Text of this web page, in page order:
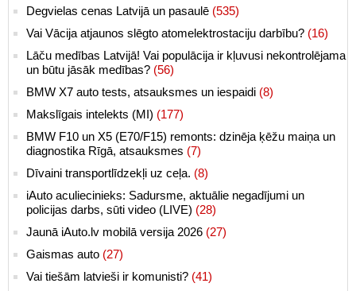
Degvielas cenas Latvijā un pasaulē (535)
Vai Vācija atjaunos slēgto atomelektrostaciju darbību? (16)
Lāču medības Latvijā! Vai populācija ir kļuvusi nekontrolējama
un būtu jāsāk medības? (56)
BMW X7 auto tests, atsauksmes un iespaidi (8)
Makslīgais intelekts (MI) (177)
BMW F10 un X5 (E70/F15) remonts: dzinēja ķēžu maiņa un
diagnostika Rīgā, atsauksmes (7)
Dīvaini transportlīdzekļi uz ceļa. (8)
iAuto aculiecinieks: Sadursme, aktuālie negadījumi un
policijas darbs, sūti video (LIVE) (28)
Jaunā iAuto.lv mobilā versija 2026 (27)
Gaismas auto (27)
Vai tiešām latvieši ir komunisti? (41)